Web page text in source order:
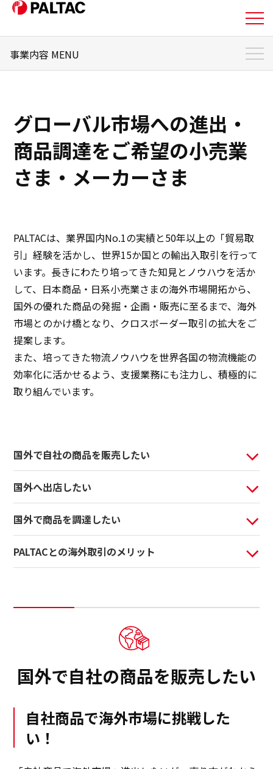
私たちについて
事業内容
企業情報
IR情報
IR情報
サステナビリティ
サステナビリティ
イノベーション
ニュース
お問い合わせ
事業内容 MENU
PALTACの強み
事業トピックス
日本国内でお取引をご希望の小売業さま
日本国内で販路展開をご希望の
メーカーさま
グローバル市場への進出・商品調達をご希望の小売業さ
グローバル市場への進出・
商品調達をご希望の小売業
さま・メーカーさま
PALTACは、業界国内No.1の実績と50年以上の「貿易取
引」経験を活かし、世界15か国との輸出入取引を行って
います。長きにわたり培ってきた知見とノウハウを活か
して、日本商品・日系小売業さまの海外市場開拓から、
国外の優れた商品の発掘・企画・販売に至るまで、海外
市場とのかけ橋となり、クロスボーダー取引の拡大をご
提案します。
また、培ってきた物流ノウハウを世界各国の物流機能の
効率化に活かせるよう、支援業務にも注力し、積極的に
取り組んでいます。
国外で自社の商品を販売したい
国外へ出店したい
国外で商品を調達したい
PALTACとの海外取引のメリット
国外で自社の商品を販売したい
自社商品で海外市場に挑戦した
い！